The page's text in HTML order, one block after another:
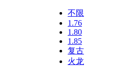
不限
1.76
1.80
1.85
复古
火龙